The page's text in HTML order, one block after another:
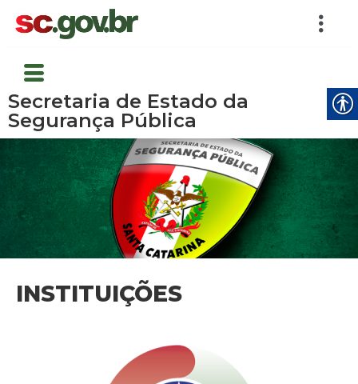
Secretaria de Estado da
Segurança Pública
INSTITUIÇÕES